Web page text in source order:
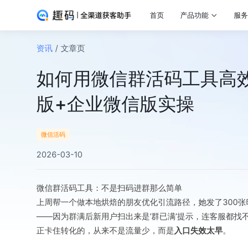
首页 产品功能 服
资讯 / 文章页
如何用微信群活码工具高
版+企业微信版实操
微信活码
2026-03-10
微信群活码工具：不是扫码进群那么简单
上周帮一个做本地烘焙的朋友优化引流路径，她发了300
——因为群满后新用户扫出来是‘群已满’提示，连客服都找
正卡住转化的，从来不是流量少，而是入口失效太早。